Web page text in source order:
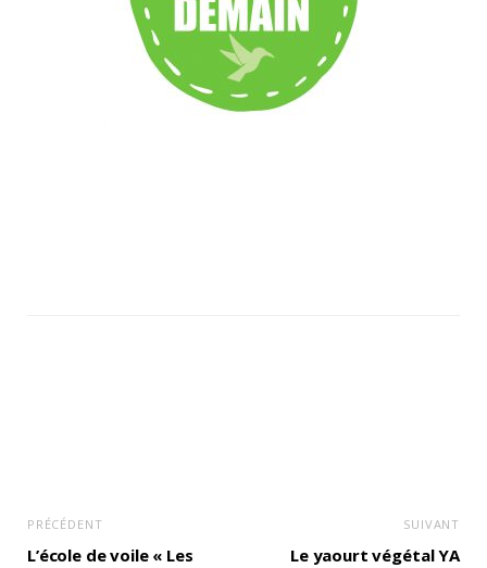
PRÉCÉDENT
L’école de voile « Les
SUIVANT
Le yaourt végétal YA